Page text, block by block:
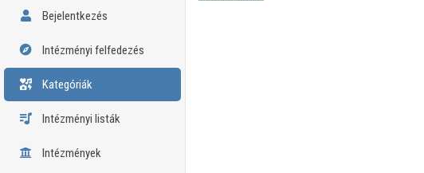
Bejelentkezés
Intézményi felfedezés
Kategóriák
Intézményi listák
Intézmények